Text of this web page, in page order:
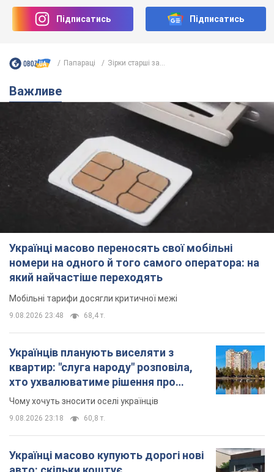
Підписатись Підписатись
Папараці Зірки старші за...
Важливе
Українці масово переносять свої мобільні
номери на одного й того самого оператора: на
який найчастіше переходять
Мобільні тарифи досягли критичної межі
9.08.2026 23:48 68,4 т.
Українців планують виселяти з
квартир: "слуга народу" розповіла,
хто ухвалюватиме рішення про
знесення будинків
Чому хочуть зносити оселі українців
9.08.2026 23:18 60,8 т.
Українці масово купують дорогі нові